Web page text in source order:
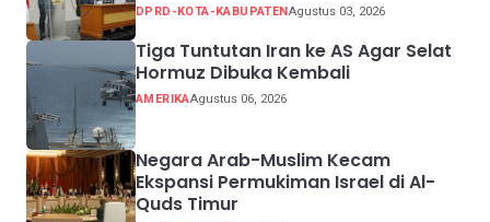
DPRD-KOTA-KABUPATEN Agustus 03, 2026
Tiga Tuntutan Iran ke AS Agar Selat
Hormuz Dibuka Kembali
AMERIKAAgustus 06, 2026
Negara Arab-Muslim Kecam
Ekspansi Permukiman Israel di Al-
Quds Timur